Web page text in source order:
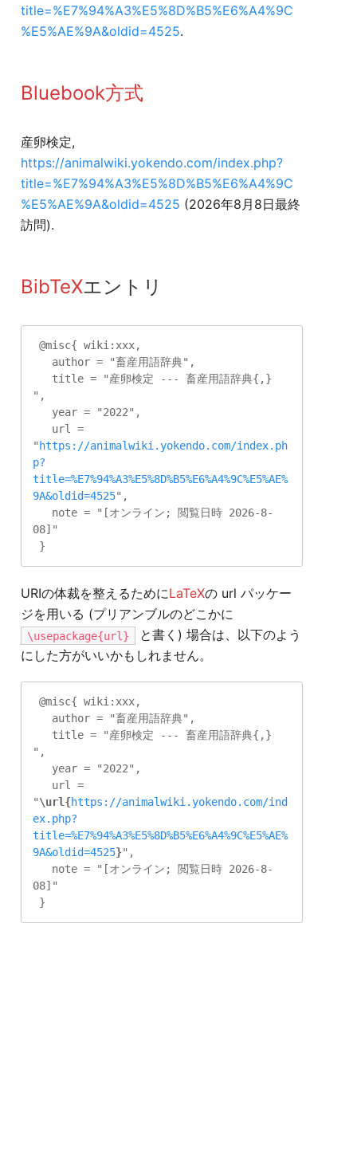
title=%E7%94%A3%E5%8D%B5%E6%A4%9C
%E5%AE%9A&oldid=4525.
Bluebook方式
産卵検定,
https://animalwiki.yokendo.com/index.php?
title=%E7%94%A3%E5%8D%B5%E6%A4%9C
%E5%AE%9A&oldid=4525 (2026年8月8日最終
訪問).
BibTeXエントリ
",
" https://animalwiki.yokendo.com/index.ph
p?
title=%E7%94%A3%E5%8D%B5%E6%A4%9C%E5%AE%
9A&oldid=4525",
08]"
URIの体裁を整えるためにLaTeXの url パッケー
ジを用いる (プリアンブルのどこかに
\usepackage{url}
と書く) 場合は、以下のよう
にした方がいいかもしれません。
",
"\url{https://animalwiki.yokendo.com/ind
ex.php?
title=%E7%94%A3%E5%8D%B5%E6%A4%9C%E5%AE%
9A&oldid=4525}",
08]"